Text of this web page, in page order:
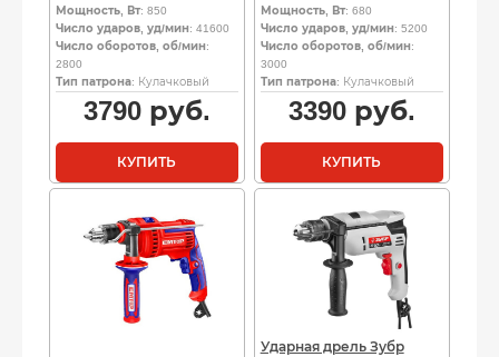
Мощность, Вт: 850
Число ударов, уд/мин: 41600
Число оборотов, об/мин:
2800
Тип патрона: Кулачковый
3790руб.
КУПИТЬ
Мощность, Вт: 680
Число ударов, уд/мин: 5200
Число оборотов, об/мин:
3000
Тип патрона: Кулачковый
3390руб.
КУПИТЬ
Ударная дрель Зубр